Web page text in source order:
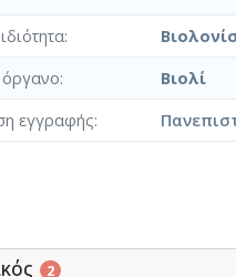
Βιολί
εγγραφής
2